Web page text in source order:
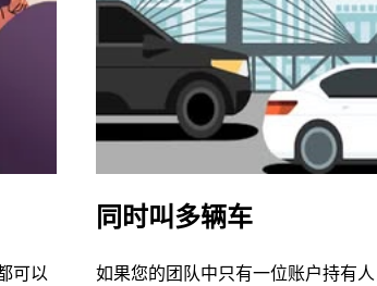
可以
同时叫多辆车
如果您的团队中只有一位账户持有